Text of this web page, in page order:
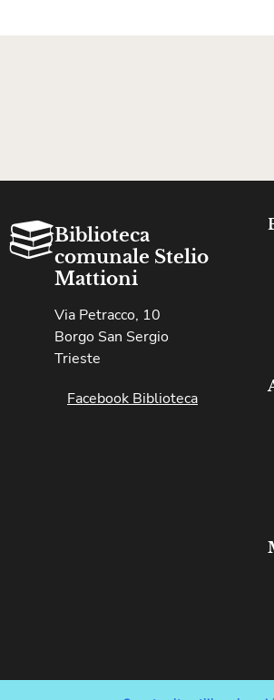
Biblioteca
comunale Stelio
Mattioni
Via Petracco, 10
Borgo San Sergio
Trieste
Facebook Biblioteca